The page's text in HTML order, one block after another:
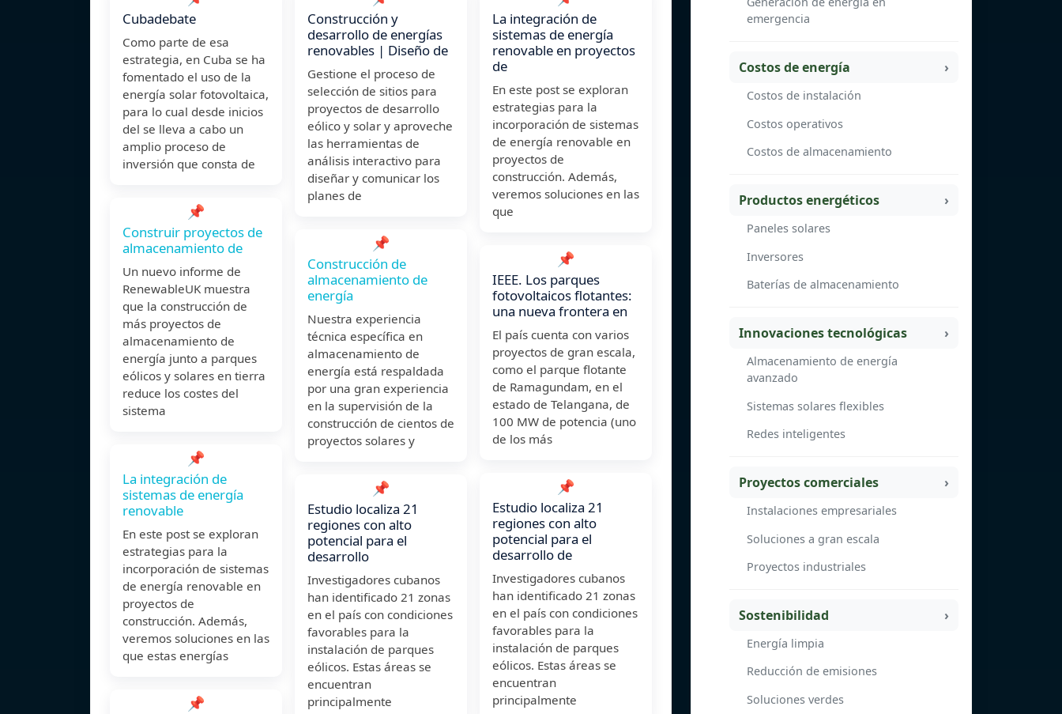
Cubadebate
Como parte de esa
estrategia, en Cuba se ha
fomentado el uso de la
energía solar fotovoltaica,
para lo cual desde inicios
del se lleva a cabo un
amplio proceso de
inversión que consta de
📌
Construir proyectos de
almacenamiento de
Un nuevo informe de
RenewableUK muestra
que la construcción de
más proyectos de
almacenamiento de
energía junto a parques
eólicos y solares en tierra
reduce los costes del
sistema
📌
La integración de
sistemas de energía
renovable
En este post se exploran
estrategias para la
incorporación de sistemas
de energía renovable en
proyectos de
construcción. Además,
veremos soluciones en las
que estas energías
📌
Construcción y
desarrollo de energías
renovables | Diseño de
Gestione el proceso de
selección de sitios para
proyectos de desarrollo
eólico y solar y aproveche
las herramientas de
análisis interactivo para
diseñar y comunicar los
planes de
📌
Construcción de
almacenamiento de
energía
Nuestra experiencia
técnica específica en
almacenamiento de
energía está respaldada
por una gran experiencia
en la supervisión de la
construcción de cientos de
proyectos solares y
📌
Estudio localiza 21
regiones con alto
potencial para el
desarrollo
Investigadores cubanos
han identificado 21 zonas
en el país con condiciones
favorables para la
instalación de parques
eólicos. Estas áreas se
encuentran
principalmente
La integración de
sistemas de energía
renovable en proyectos
de
En este post se exploran
estrategias para la
incorporación de sistemas
de energía renovable en
proyectos de
construcción. Además,
veremos soluciones en las
que
📌
IEEE. Los parques
fotovoltaicos flotantes:
una nueva frontera en
El país cuenta con varios
proyectos de gran escala,
como el parque flotante
de Ramagundam, en el
estado de Telangana, de
100 MW de potencia (uno
de los más
📌
Estudio localiza 21
regiones con alto
potencial para el
desarrollo de
Investigadores cubanos
han identificado 21 zonas
en el país con condiciones
favorables para la
instalación de parques
eólicos. Estas áreas se
encuentran
principalmente
emergencia
Costos de energía
Costos de instalación
Costos operativos
Costos de almacenamiento
Productos energéticos
Paneles solares
Inversores
Baterías de almacenamiento
Innovaciones tecnológicas
Almacenamiento de energía
avanzado
Sistemas solares flexibles
Redes inteligentes
Proyectos comerciales
Instalaciones empresariales
Soluciones a gran escala
Proyectos industriales
Sostenibilidad
Energía limpia
Reducción de emisiones
Soluciones verdes